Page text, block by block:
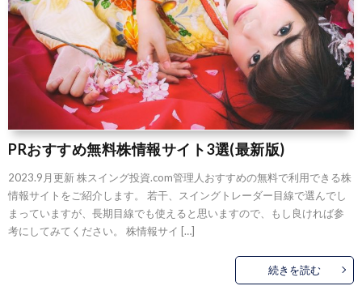
PRおすすめ無料株情報サイト3選(最新版)
2023.9月更新 株スイング投資.com管理人おすすめの無料で利用できる株
情報サイトをご紹介します。 若干、スイングトレーダー目線で選んでし
まっていますが、長期目線でも使えると思いますので、もし良ければ参
考にしてみてください。 株情報サイ […]
続きを読む